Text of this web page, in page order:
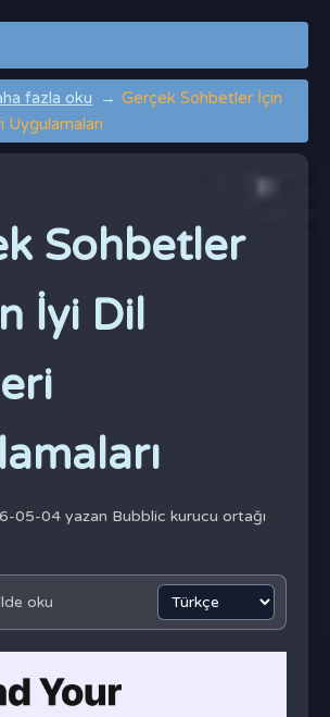
fazla oku
Gerçek Sohbetler İçin
Sohbetler
İyi Dil
05-04 yazan Bubblic kurucu ortağı
oku